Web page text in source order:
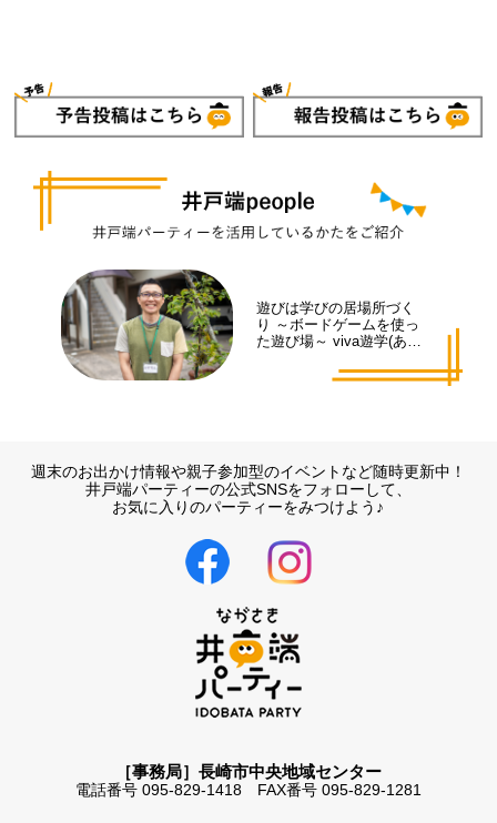
遊びは学びの居場所づく
り ～ボードゲームを使っ
た遊び場～ viva遊学(あそ
週末のお出かけ情報や親子参加型のイベントなど随時更新中！
井戸端パーティーの公式SNSをフォローして、
お気に入りのパーティーをみつけよう♪
［事務局］長崎市中央地域センター
電話番号 095-829-1418 FAX番号 095-829-1281